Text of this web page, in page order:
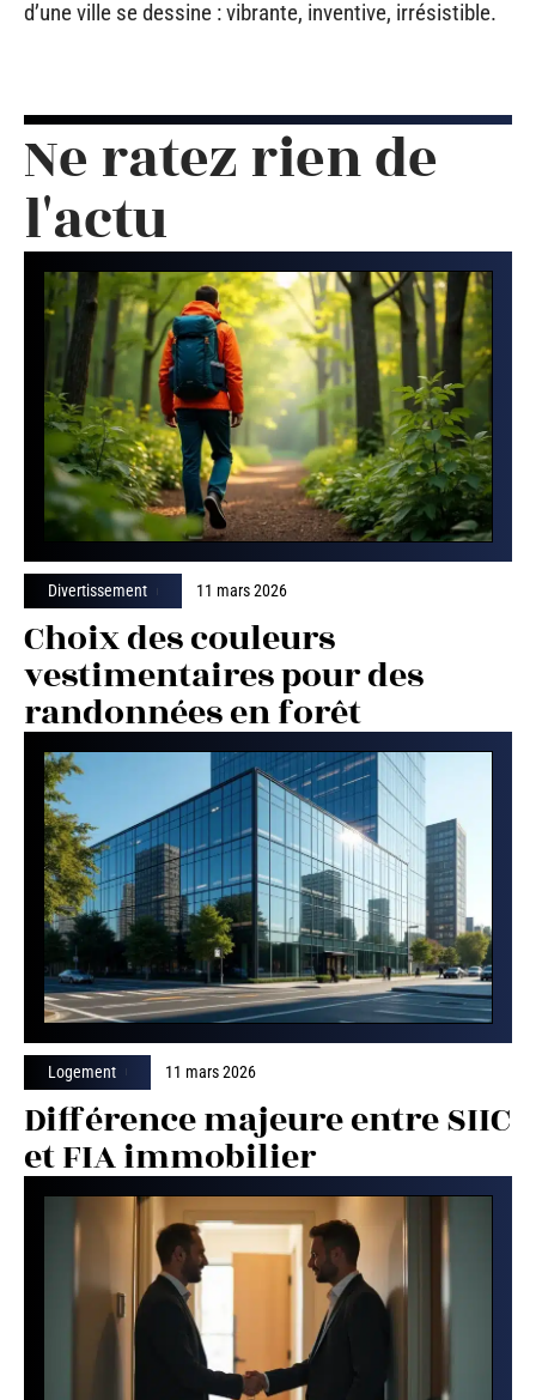
d’une ville se dessine : vibrante, inventive, irrésistible.
Ne ratez rien de
l'actu
Divertissement 11 mars 2026
Choix des couleurs
vestimentaires pour des
randonnées en forêt
Logement 11 mars 2026
Différence majeure entre SIIC
et FIA immobilier